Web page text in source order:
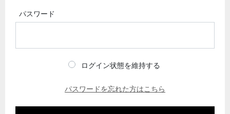
パスワード
ログイン状態を維持する
パスワードを忘れた方はこちら